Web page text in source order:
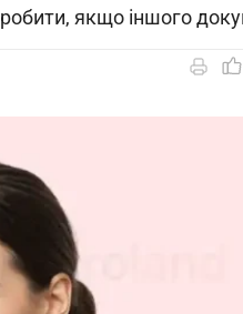
якщо іншого